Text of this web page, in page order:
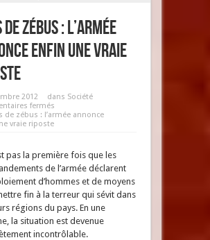
zébus : l’armée
enfin une vraie
2012 dans Société
fermés
de zébus : l’armée annonce
vraie riposte
pas la première fois que les
de l’armée déclarent
d’hommes et de moyens
fin à la terreur qui sévit dans
régions du pays. En une
la situation est devenue
incontrôlable.